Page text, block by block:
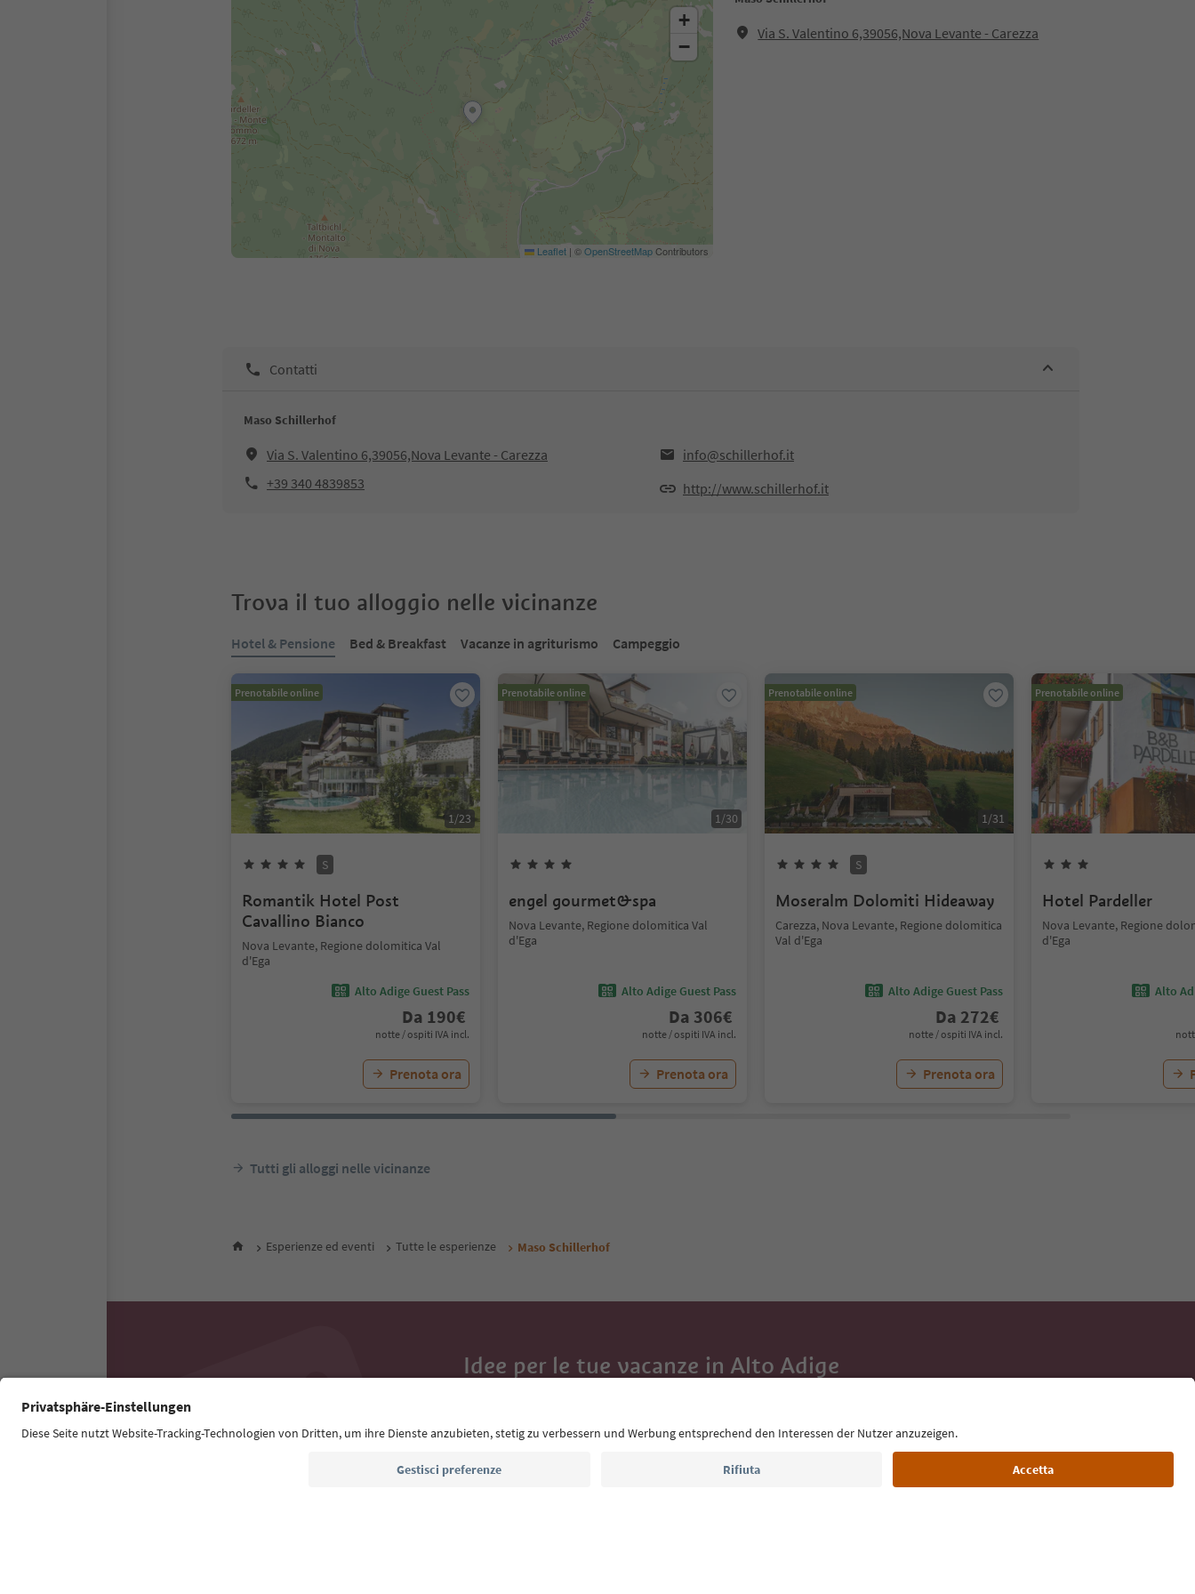
Via S. Valentino 6,39056,Nova Levante - Carezza
+
−
Leaflet | ©OpenStreetMapContributors
Contatti
Maso Schillerhof
Via S. Valentino 6,39056,Nova Levante - Carezza
info@schillerhof.it
+39 340 4839853
http://www.schillerhof.it
Trova il tuo alloggio nelle vicinanze
Hotel & Pensione Bed & Breakfast Vacanze in agriturismo Campeggio
Prenotabile online
1/23
S
Romantik Hotel Post
Cavallino Bianco
Nova Levante, Regione dolomitica Val
d'Ega
Alto Adige Guest Pass
Da 190€
notte / ospiti IVA incl.
Prenota ora
Prenotabile online
1/30
engel gourmet&spa
Nova Levante, Regione dolomitica Val
d'Ega
Alto Adige Guest Pass
Da 306€
notte / ospiti IVA incl.
Prenota ora
Prenotabile online
1/31
S
Moseralm Dolomiti Hideaway
Carezza, Nova Levante, Regione dolomitica
Val d'Ega
Alto Adige Guest Pass
Da 272€
notte / ospiti IVA incl.
Prenota ora
Prenotabile online
Hotel Pardeller
Nova Levante, Regione
d'Ega
Alto
Tutti gli alloggi nelle vicinanze
Esperienze ed eventi Tutte le esperienze Maso Schillerhof
Idee per le tue vacanze in Alto Adige
eventi da non perdere e ricette tipiche.